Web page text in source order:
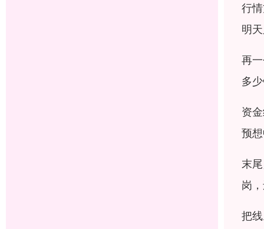
行
明
再
多
资
预
末
岗
把